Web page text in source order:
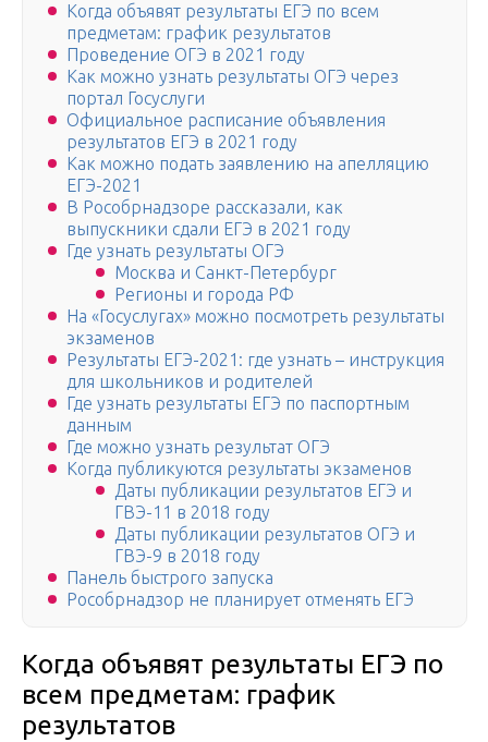
Когда объявят результаты ЕГЭ по всем
предметам: график результатов
Проведение ОГЭ в 2021 году
Как можно узнать результаты ОГЭ через
портал Госуслуги
Официальное расписание объявления
результатов ЕГЭ в 2021 году
Как можно подать заявлению на апелляцию
ЕГЭ-2021
В Рособрнадзоре рассказали, как
выпускники сдали ЕГЭ в 2021 году
Где узнать результаты ОГЭ
Москва и Санкт-Петербург
Регионы и города РФ
На «Госуслугах» можно посмотреть результаты
экзаменов
Результаты ЕГЭ-2021: где узнать – инструкция
для школьников и родителей
Где узнать результаты ЕГЭ по паспортным
данным
Где можно узнать результат ОГЭ
Когда публикуются результаты экзаменов
Даты публикации результатов ЕГЭ и
ГВЭ-11 в 2018 году
Даты публикации результатов ОГЭ и
ГВЭ-9 в 2018 году
Панель быстрого запуска
Рособрнадзор не планирует отменять ЕГЭ
Когда объявят результаты ЕГЭ по
всем предметам: график
результатов